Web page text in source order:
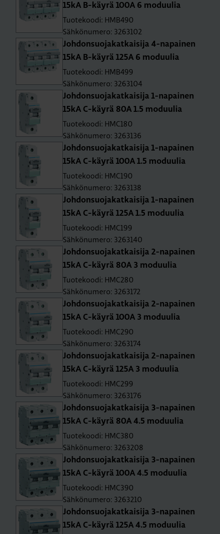
15kA B-käy­rä 100A 6 mo­duu­lia
Tuotekoodi: HMB490
Sähkönumero: 3263102
Joh­don­suo­ja­kat­kai­si­ja 4-na­pai­nen
15kA B-käy­rä 125A 6 mo­duu­lia
Tuotekoodi: HMB499
Sähkönumero: 3263104
Joh­don­suo­ja­kat­kai­si­ja 1-na­pai­nen
15kA C-käy­rä 80A 1.5 mo­duu­lia
Tuotekoodi: HMC180
Sähkönumero: 3263136
Joh­don­suo­ja­kat­kai­si­ja 1-na­pai­nen
15kA C-käy­rä 100A 1.5 mo­duu­lia
Tuotekoodi: HMC190
Sähkönumero: 3263138
Joh­don­suo­ja­kat­kai­si­ja 1-na­pai­nen
15kA C-käy­rä 125A 1.5 mo­duu­lia
Tuotekoodi: HMC199
Sähkönumero: 3263140
Joh­don­suo­ja­kat­kai­si­ja 2-na­pai­nen
15kA C-käy­rä 80A 3 mo­duu­lia
Tuotekoodi: HMC280
Sähkönumero: 3263172
Joh­don­suo­ja­kat­kai­si­ja 2-na­pai­nen
15kA C-käy­rä 100A 3 mo­duu­lia
Tuotekoodi: HMC290
Sähkönumero: 3263174
Joh­don­suo­ja­kat­kai­si­ja 2-na­pai­nen
15kA C-käy­rä 125A 3 mo­duu­lia
Tuotekoodi: HMC299
Sähkönumero: 3263176
Joh­don­suo­ja­kat­kai­si­ja 3-na­pai­nen
15kA C-käy­rä 80A 4.5 mo­duu­lia
Tuotekoodi: HMC380
Sähkönumero: 3263208
Joh­don­suo­ja­kat­kai­si­ja 3-na­pai­nen
15kA C-käy­rä 100A 4.5 mo­duu­lia
Tuotekoodi: HMC390
Sähkönumero: 3263210
Joh­don­suo­ja­kat­kai­si­ja 3-na­pai­nen
15kA C-käy­rä 125A 4.5 mo­duu­lia